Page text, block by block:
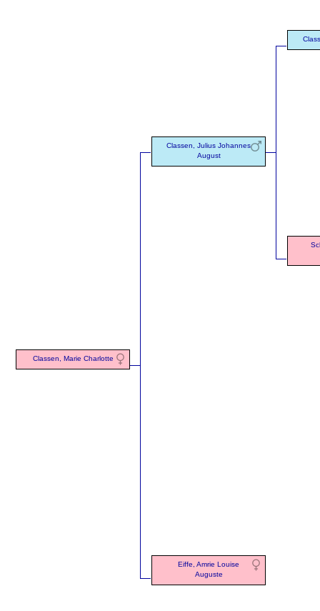
Classen, Marie Charlotte
Classen, Julius Johannes
August
Eiffe, Amrie Louise
Auguste